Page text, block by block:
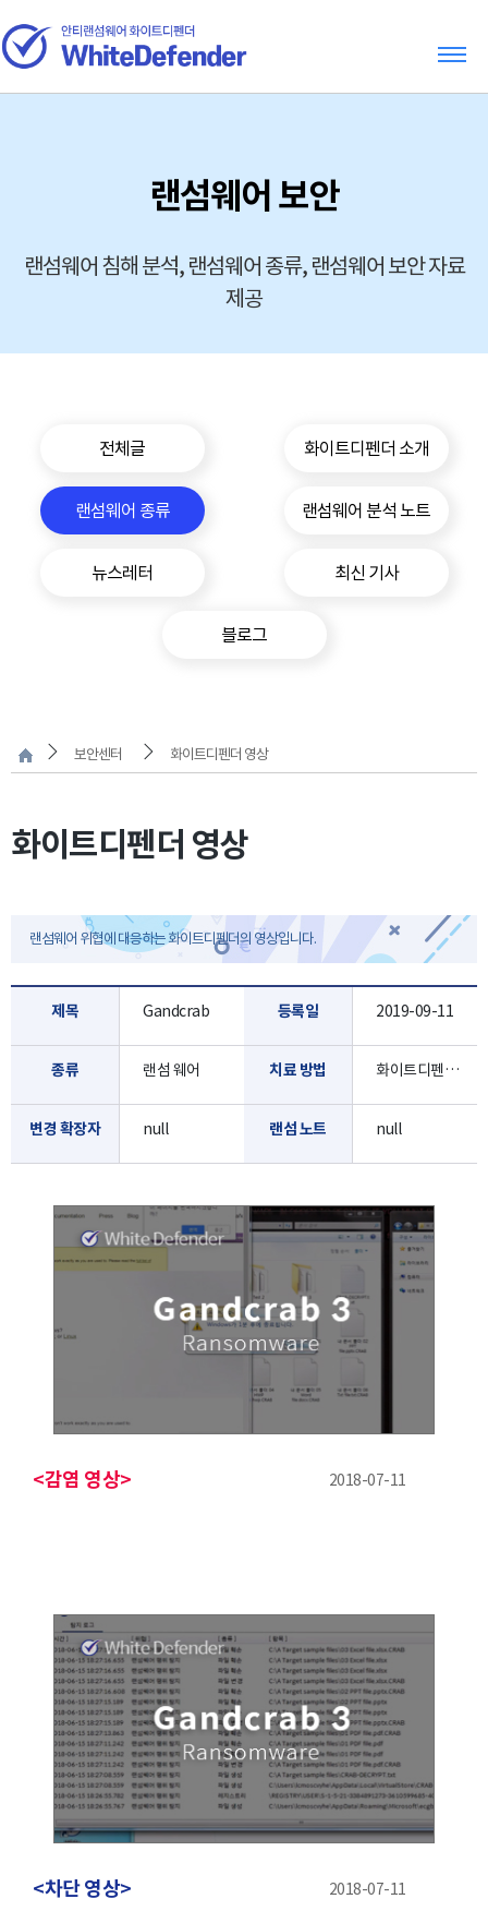
랜섬웨어 보안
랜섬웨어 침해 분석, 랜섬웨어 종류, 랜섬웨어 보안 자료
제공
전체글 화이트디펜더 소개
랜섬웨어 종류 랜섬웨어 분석 노트
뉴스레터 최신 기사
블로그
보안센터 화이트디펜더 영상
화이트디펜더 영상
랜섬웨어 위협에 대응하는 화이트디펜더의 영상입니다.
제목 Gandcrab 등록일 2019-09-11
종류 랜섬 웨어 치료 방법 화이트디펜더로 진단/치료 가능합니다.
변경 확장자 null 랜섬 노트 null
<감염 영상> 2018-07-11
<차단 영상> 2018-07-11